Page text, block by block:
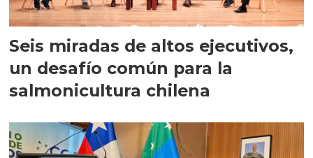
Seis miradas de altos ejecutivos,
un desafío común para la
salmonicultura chilena